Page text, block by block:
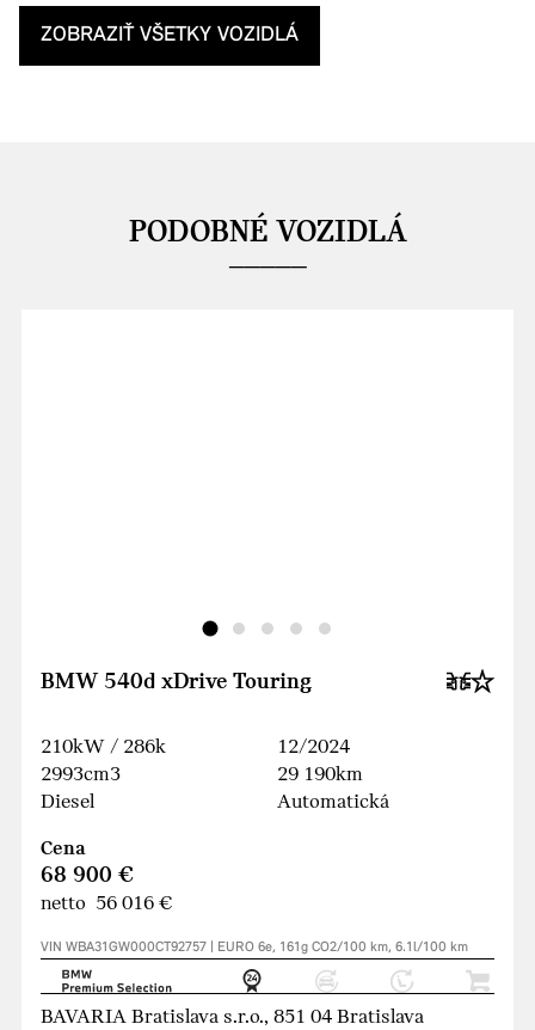
ZOBRAZIŤ VŠETKY VOZIDLÁ
PODOBNÉ VOZIDLÁ
BMW 540d xDrive Touring
210kW / 286k
2993cm3
Diesel
12/2024
29 190km
Automatická
Cena
68 900 €
netto 56 016 €
VIN WBA31GW000CT92757 | EURO 6e, 161g CO2/100 km, 6.1l/100 km
BAVARIA Bratislava s.r.o., 851 04 Bratislava